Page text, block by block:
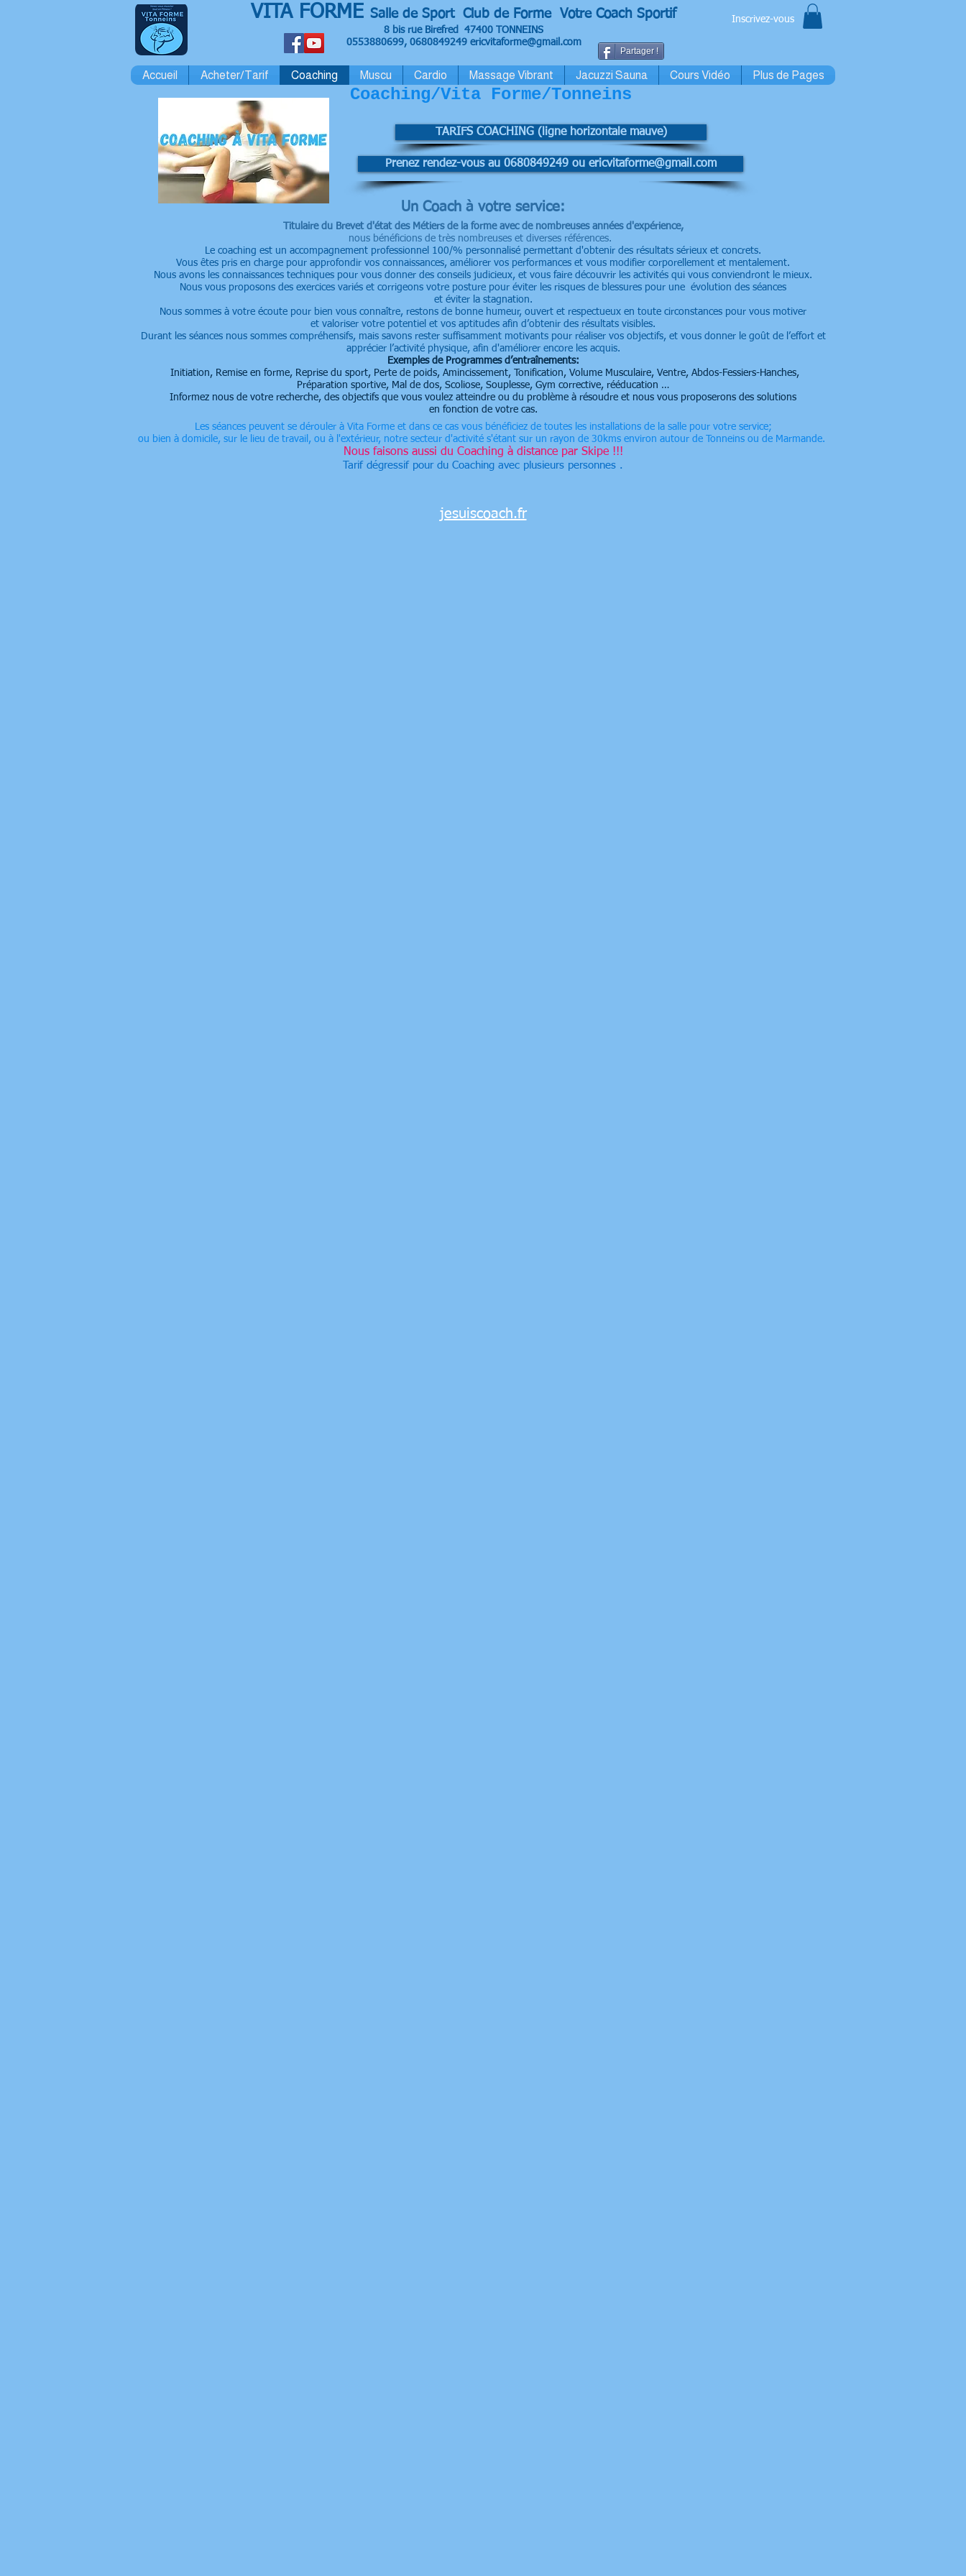
Partager !
VITA FORME Salle de Sport Club de Forme Votre Coach Sportif
8 bis rue Birefred 47400 TONNEINS
0553880699, 0680849249 ericvitaforme@gmail.com
Inscrivez-vous
Accueil Acheter/Tarif Coaching Muscu Cardio Massage Vibrant Jacuzzi Sauna Cours Vidéo Plus de Pages
TARIFS COACHING (ligne horizontale mauve)
Prenez rendez-vous au 0680849249 ou ericvitaforme@gmail.com
Coaching/Vita Forme/Tonneins
Un Coach à votre service:
Titulaire du Brevet d'état des Métiers de la forme avec de nombreuses années d'expérience,
nous bénéficions de très nombreuses et diverses références.
Le coaching est un accompagnement professionnel 100/% personnalisé permettant d'obtenir des résultats sérieux et concrets.
Vous êtes pris en charge pour approfondir vos connaissances, améliorer vos performances et vous modifier corporellement et mentalement.
Nous avons les connaissances techniques pour vous donner des conseils judicieux, et vous faire découvrir les activités qui vous conviendront le mieux.
Nous vous proposons des exercices variés et corrigeons votre posture pour éviter les risques de blessures pour une évolution des séances
et éviter la stagnation.
Nous sommes à votre écoute pour bien vous connaître, restons de bonne humeur, ouvert et respectueux en toute circonstances pour vous motiver
et valoriser votre potentiel et vos aptitudes afin d’obtenir des résultats visibles.
Durant les séances nous sommes compréhensifs, mais savons rester suffisamment motivants pour réaliser vos objectifs, et vous donner le goût de l’effort et
apprécier l’activité physique, afin d'améliorer encore les acquis.
Exemples de Programmes d’entraînements:
Initiation, Remise en forme, Reprise du sport, Perte de poids, Amincissement, Tonification, Volume Musculaire, Ventre, Abdos-Fessiers-Hanches,
Préparation sportive, Mal de dos, Scoliose, Souplesse, Gym corrective, rééducation …
Informez nous de votre recherche, des objectifs que vous voulez atteindre ou du problème à résoudre et nous vous proposerons des solutions
en fonction de votre cas.
Les séances peuvent se dérouler à Vita Forme et dans ce cas vous bénéficiez de toutes les installations de la salle pour votre service;
ou bien à domicile, sur le lieu de travail, ou à l'extérieur, notre secteur d'activité s'étant sur un rayon de 30kms environ autour de Tonneins ou de Marmande.
Nous faisons aussi du Coaching à distance par Skipe !!!
Tarif dégressif pour du Coaching avec plusieurs personnes .
jesuiscoach.fr